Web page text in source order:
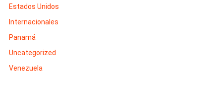
Estados Unidos
Internacionales
Panamá
Uncategorized
Venezuela